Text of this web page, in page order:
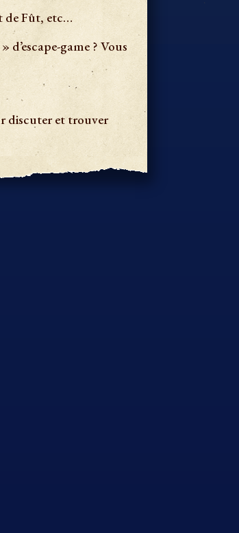
de Fût, etc…
game ? Vous
discuter et trouver